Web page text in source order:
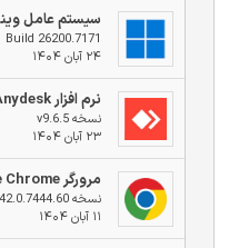
سیستم عامل
Build 26200.7171
۲۴ آبان ۱۴۰۴
نرم افزار Anydesk
نسخه v9.6.5
۲۳ آبان ۱۴۰۴
مرورگر Google Chrome
نسخه v142.0.7444.60
۱۱ آبان ۱۴۰۴